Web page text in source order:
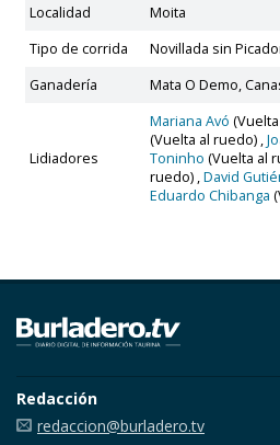
Localidad
Moita
Tipo de corrida
Novillada sin
Ganadería
Mata O Demo,
Lidiadores
Mariana Avó
(Vuelta al ruedo) ,
Toninho (Vuelta al
ruedo) ,David
Eduardo Chibanga
Redacción
redaccion@burladero.tv